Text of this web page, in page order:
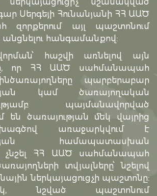
Սերգեյի Հունանյանի ՀՀ ԱԱԾ
զորքերում այլ պաշտոնում
հանգամանքով:
հաշվի առնելով այն
որ ՀՀ ԱԱԾ սահմանապահ
պարբերաբար
կամ ծառայողական
պայմանավորված
են ծառայության մեկ վայրից
առաջարկվում է
համապատասխան
չնշել ՀՀ ԱԱԾ սահմանապահ
տվյալները՝ նշելով
ներկայացուցչի պաշտոնը:
նշված պաշտոնում